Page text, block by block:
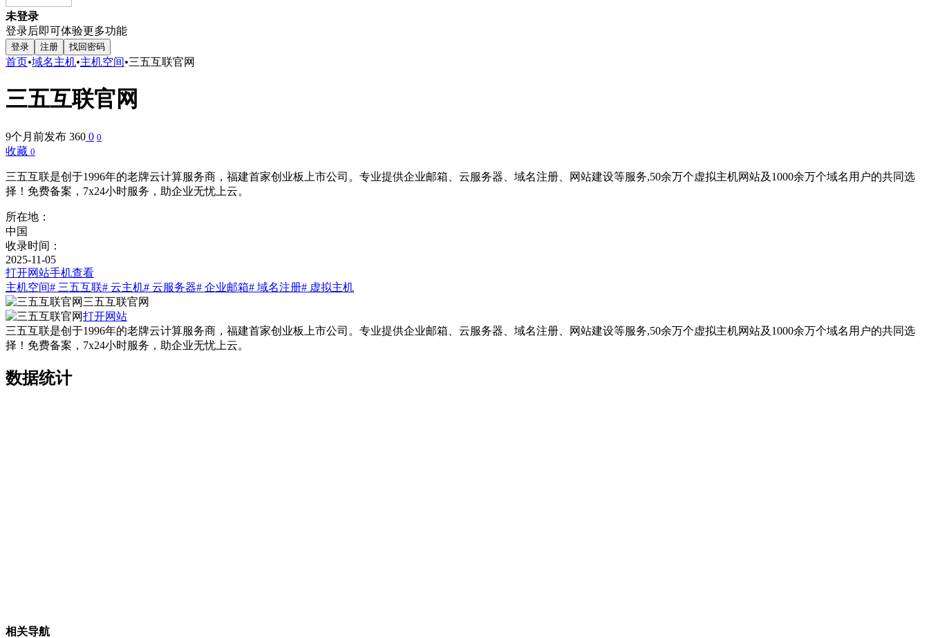
未登录
登录后即可体验更多功能
登录 注册 找回密码
首页•域名主机•主机空间•三五互联官网
三五互联官网
9个月前发布 360 0 0
收藏 0
三五互联是创于1996年的老牌云计算服务商，福建首家创业板上市公司。专业提供企业邮箱、云服务器、域名注册、网站建设等服务,50余万个虚拟主机网站及1000余万个域名用户的共同选
择！免费备案，7x24小时服务，助企业无忧上云。
所在地：
中国
收录时间：
2025-11-05
打开网站手机查看
主机空间# 三五互联# 云主机# 云服务器# 企业邮箱# 域名注册# 虚拟主机
三五互联官网
打开网站
三五互联是创于1996年的老牌云计算服务商，福建首家创业板上市公司。专业提供企业邮箱、云服务器、域名注册、网站建设等服务,50余万个虚拟主机网站及1000余万个域名用户的共同选
择！免费备案，7x24小时服务，助企业无忧上云。
数据统计
相关导航